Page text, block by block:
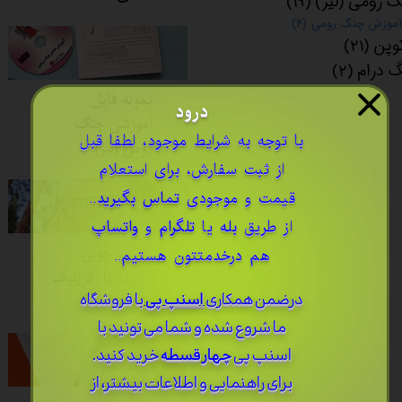
آموزش چنگ رومی (۴)
(۲۱)
درام (۲)
رومی (لیر)
کالیمبا چوبی
(شیشه ای)؟
درود
​با توجه به شرایط موجود، لطفا قبل
از ثبت سفارش، برای استعلام
قیمت و موجودی تماس بگیرید..
از طریق بله یا تلگرام و واتساپ
هم درخدمتتون هستیم..
درضمن ​همکاریاسنپ پیبا فروشگاه
ما شروع شده و شما می تونید با
اسنپ پیچهار قسطهخرید کنید.
برای راهنمایی و اطلاعات بیشتر، از